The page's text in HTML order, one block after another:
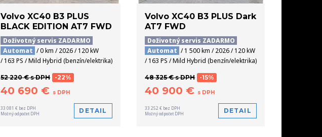
Volvo XC40 B3 PLUS
BLACK EDITION AT7 FWD
Doživotný servis ZADARMO
Automat / 0 km / 2026 / 120 kW
/ 163 PS / Mild Hybrid (benzín/elektrika)
52 220 € s DPH -22%
40 690 € s DPH
33 081 € bez DPH
Možný odpočet DPH
DETAIL
Volvo XC40 B3 PLUS Dark
AT7 FWD
Doživotný servis ZADARMO
Automat / 1 500 km / 2026 / 120 kW
/ 163 PS / Mild Hybrid (benzín/elektrika)
48 325 € s DPH -15%
40 900 € s DPH
33 252 € bez DPH
Možný odpočet DPH
DETAIL